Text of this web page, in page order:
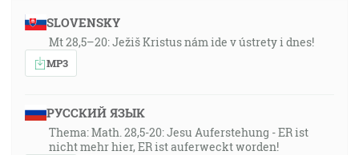
SLOVENSKY
Mt 28,5–20: Ježiš Kristus nám ide v ústrety i dnes!
MP3
РУССКИЙ ЯЗЫК
Thema: Math. 28,5-20: Jesu Auferstehung - ER ist
nicht mehr hier, ER ist auferweckt worden!